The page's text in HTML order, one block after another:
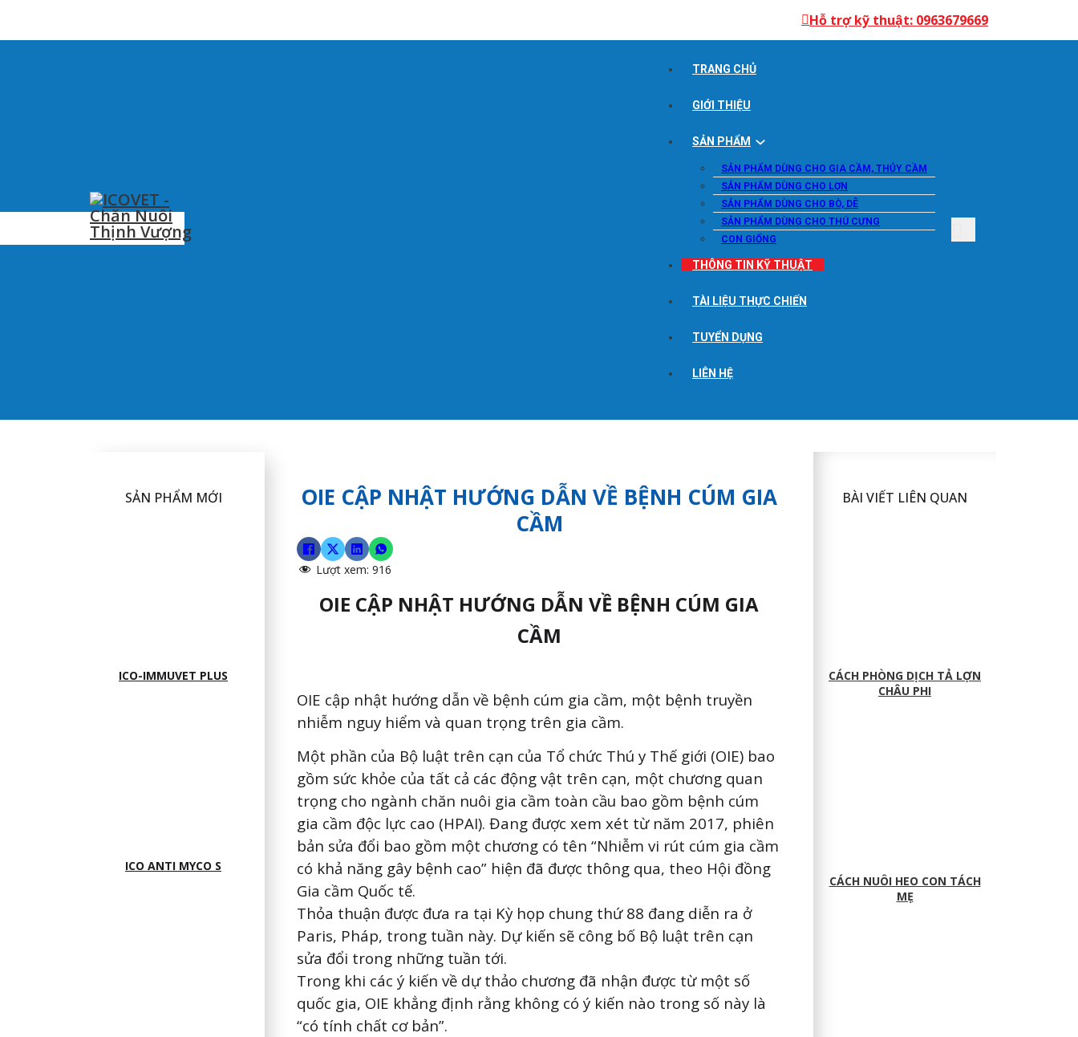
Hỗ trợ kỹ thuật: 0963679669
TRANG CHỦ
GIỚI THIỆU
SẢN PHẨM
SẢN PHẨM DÙNG CHO GIA CẦM, THỦY CẦM
SẢN PHẨM DÙNG CHO LỢN
SẢN PHẨM DÙNG CHO BÒ, DÊ
SẢN PHẨM DÙNG CHO THÚ CƯNG
CON GIỐNG
THÔNG TIN KỸ THUẬT
TÀI LIỆU THỰC CHIẾN
TUYỂN DỤNG
LIÊN HỆ
SẢN PHẨM MỚI
ICO-IMMUVET PLUS
ICO ANTI MYCO S
OIE CẬP NHẬT HƯỚNG DẪN VỀ BỆNH CÚM GIA
CẦM
Lượt xem: 916
OIE CẬP NHẬT HƯỚNG DẪN VỀ BỆNH CÚM GIA
CẦM
OIE cập nhật hướng dẫn về bệnh cúm gia cầm, một bệnh truyền
nhiễm nguy hiểm và quan trọng trên gia cầm.
Một phần của Bộ luật trên cạn của Tổ chức Thú y Thế giới (OIE) bao
gồm sức khỏe của tất cả các động vật trên cạn, một chương quan
trọng cho ngành chăn nuôi gia cầm toàn cầu bao gồm bệnh cúm
gia cầm độc lực cao (HPAI). Đang được xem xét từ năm 2017, phiên
bản sửa đổi bao gồm một chương có tên “Nhiễm vi rút cúm gia cầm
có khả năng gây bệnh cao” hiện đã được thông qua, theo Hội đồng
Gia cầm Quốc tế.
Thỏa thuận được đưa ra tại Kỳ họp chung thứ 88 đang diễn ra ở
Paris, Pháp, trong tuần này. Dự kiến ​​sẽ công bố Bộ luật trên cạn
sửa đổi trong những tuần tới.
Trong khi các ý kiến ​​về dự thảo chương đã nhận được từ một số
quốc gia, OIE khẳng định rằng không có ý kiến ​​nào trong số này là
“có tính chất cơ bản”.
BÀI VIẾT LIÊN QUAN
CÁCH PHÒNG DỊCH TẢ LỢN
CHÂU PHI
CÁCH NUÔI HEO CON TÁCH
MẸ